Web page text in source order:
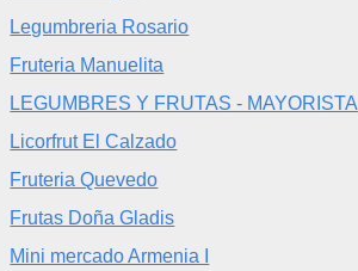
Legumbreria Rosario
Fruteria Manuelita
LEGUMBRES Y FRUTAS - MAYORISTA
Licorfrut El Calzado
Fruteria Quevedo
Frutas Doña Gladis
Mini mercado Armenia I